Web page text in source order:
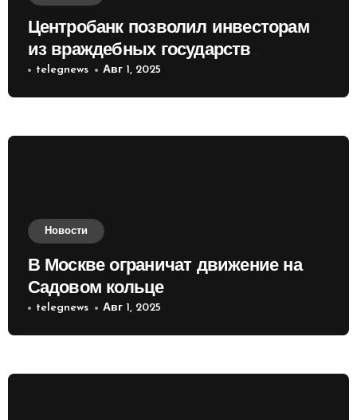
Центробанк позволил инвесторам
из враждебных государств
приобретать валюту
telegnews Авг 1, 2025
Новости
В Москве ограничат движение на
Садовом кольце
telegnews Авг 1, 2025